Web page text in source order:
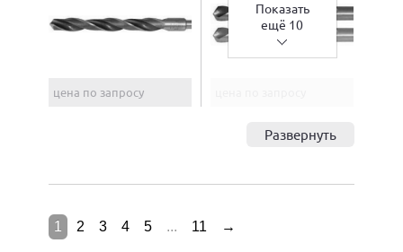
цена по запросу
Показать
ещё 10
Развернуть
1 2 3 4 5 ... 11 →